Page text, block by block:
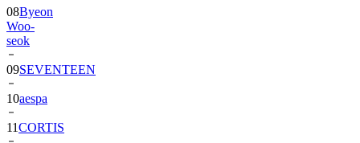
seok
09SEVENTEEN
10aespa
11CORTIS
12SHINee